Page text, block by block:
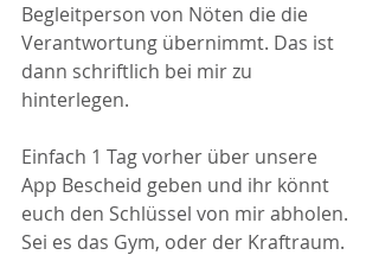
Begleitperson von Nöten die die
Verantwortung übernimmt. Das ist
dann schriftlich bei mir zu
hinterlegen.
Einfach 1 Tag vorher über unsere
App Bescheid geben und ihr könnt
euch den Schlüssel von mir abholen.
Sei es das Gym, oder der Kraftraum.